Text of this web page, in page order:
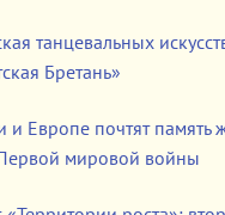
танцевальных
Бретань»
и Европе почтят память
мировой войны